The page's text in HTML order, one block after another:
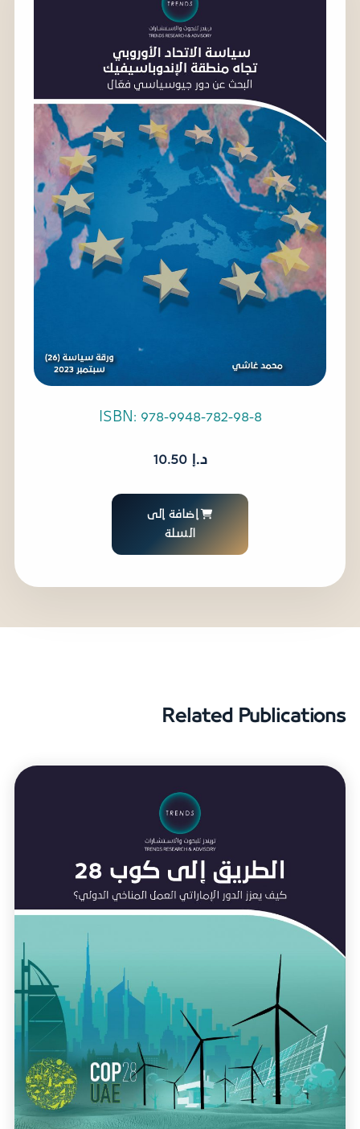
ISBN: 978-9948-782-98-8
د.إ10.50
إضافة إلى
السلة
Related Publications